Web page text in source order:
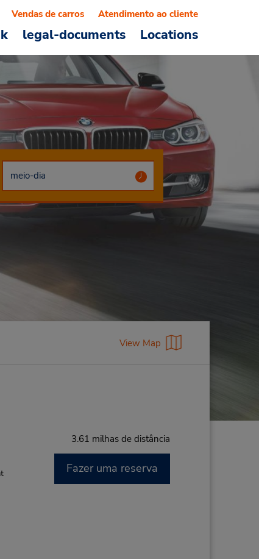
legal-documents Locations
Vendas de carros Atendimento ao cliente
View Map
3.61 milhas de distância
Fazer uma reserva